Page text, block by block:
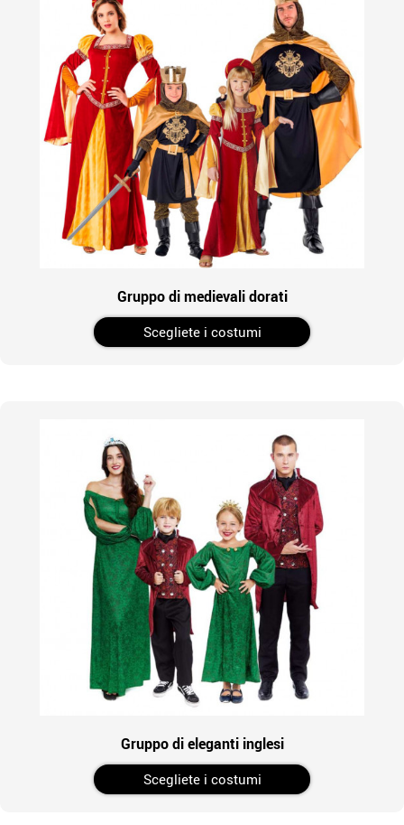
Gruppo di medievali dorati
Scegliete i costumi
Gruppo di eleganti inglesi
Scegliete i costumi